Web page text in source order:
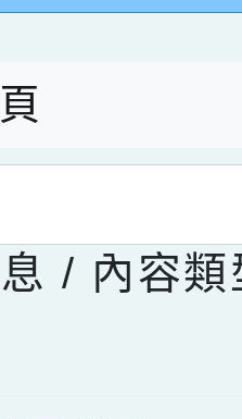
內容會更
/ 內容類